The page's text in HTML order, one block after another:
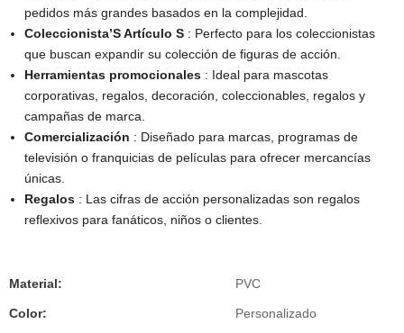
pedidos más grandes basados ​​en la complejidad.
Coleccionista’S Artículo S : Perfecto para los coleccionistas
que buscan expandir su colección de figuras de acción.
Herramientas promocionales : Ideal para mascotas
corporativas, regalos, decoración, coleccionables, regalos y
campañas de marca.
Comercialización : Diseñado para marcas, programas de
televisión o franquicias de películas para ofrecer mercancías
únicas.
Regalos : Las cifras de acción personalizadas son regalos
reflexivos para fanáticos, niños o clientes.
Material: PVC
Color: Personalizado